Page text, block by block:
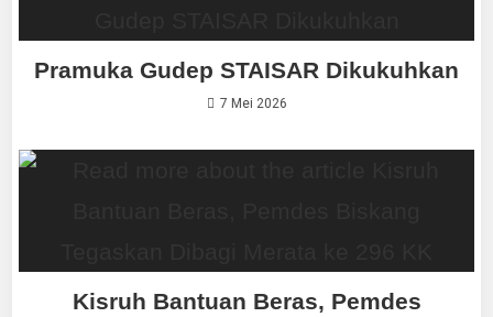
Pramuka Gudep STAISAR Dikukuhkan
7 Mei 2026
Kisruh Bantuan Beras, Pemdes